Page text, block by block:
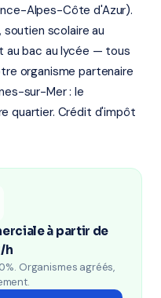
Alpes-Côte d'Azur).
soutien scolaire au
au bac au lycée — tous
organisme partenaire
sur-Mer : le
quartier. Crédit d'impôt
à partir de
h
Organismes agréés,